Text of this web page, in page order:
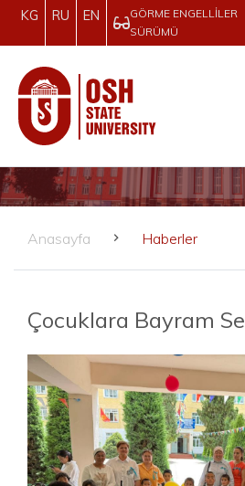
KG RU EN
GÖRME ENGELLILER
SÜRÜMÜ
Anasayfa Haberler
Çocuklara Bayram